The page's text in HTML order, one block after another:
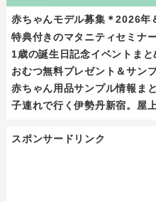
赤ちゃんモデル募集＊2026年
特典付きのマタニティセミナ
1歳の誕生日記念イベントまと
おむつ無料プレゼント＆サン
赤ちゃん用品サンプル情報ま
子連れで行く伊勢丹新宿。屋
スポンサードリンク